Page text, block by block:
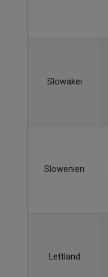
Slowakei
Slowenien
Lettland